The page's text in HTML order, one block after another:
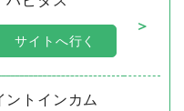
＞
サイトへ行く
ントインカム